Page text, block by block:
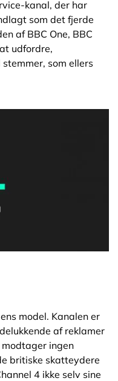
kanal, der har
som det fjerde
af BBC One, BBC
udfordre,
som ellers
model. Kanalen er
af reklamer
ingen
britiske skatteydere
4 ikke selv sine